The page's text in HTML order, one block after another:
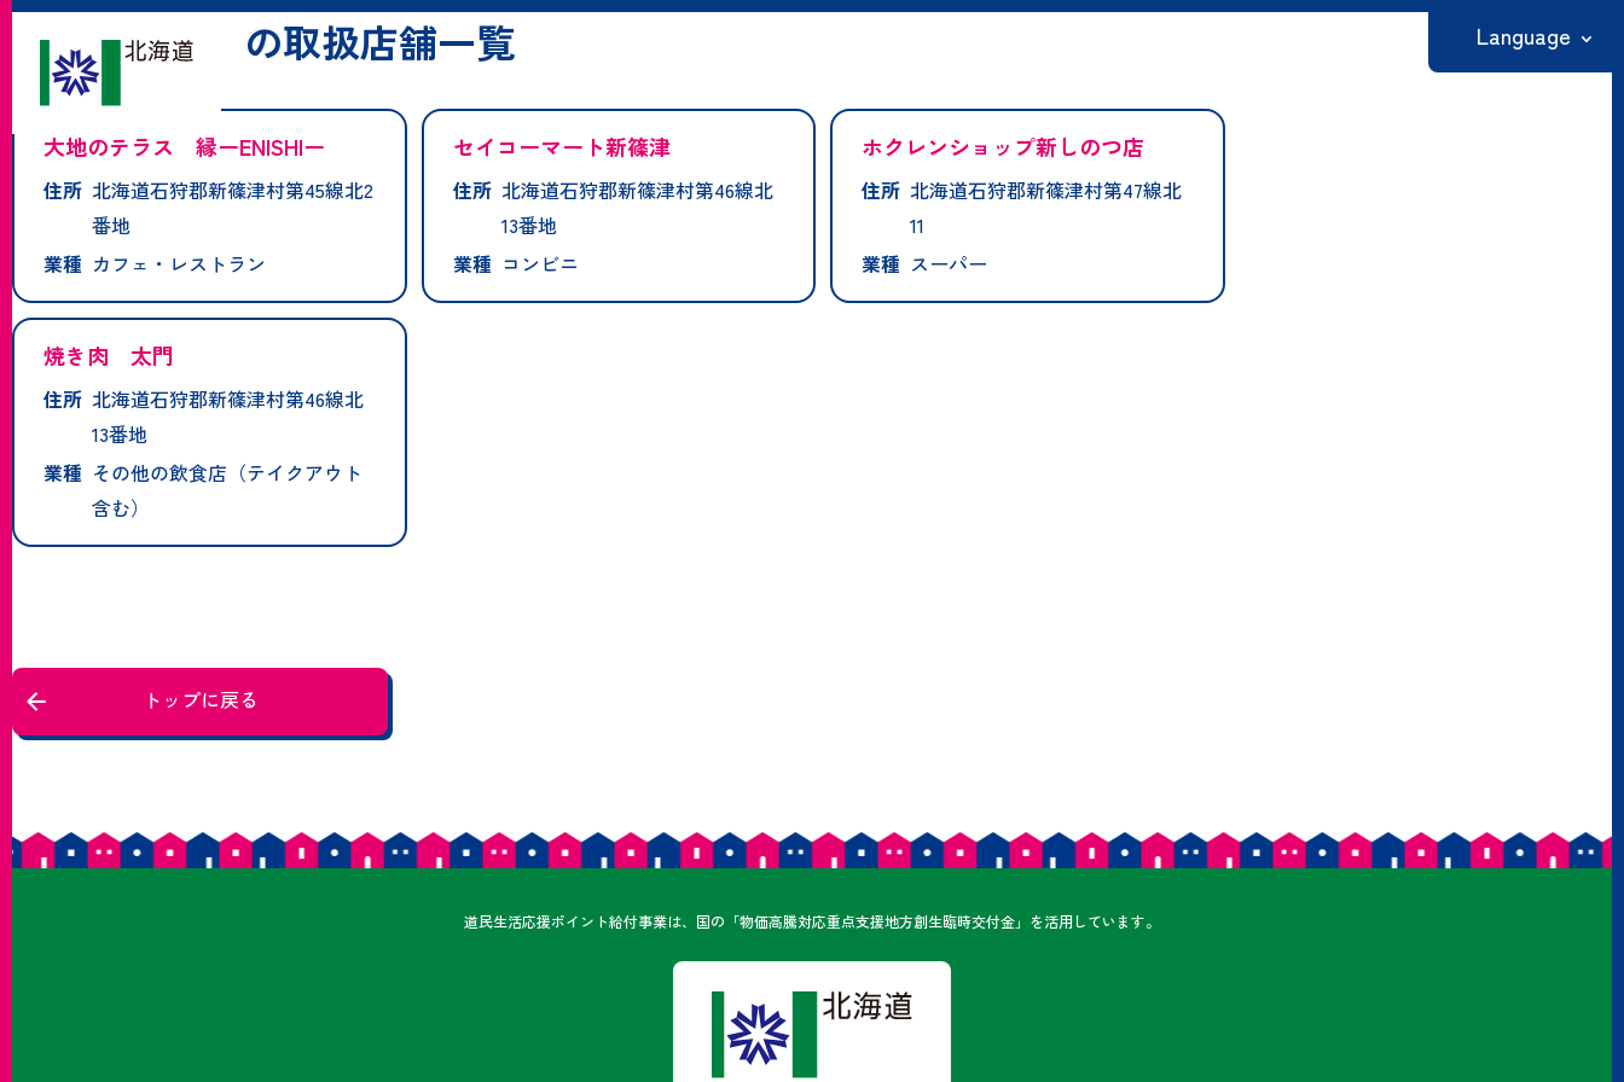
Language
「新篠津村」の取扱店舗一覧
大地のテラス 縁ーENISHIー
住所 北海道石狩郡新篠津村第45線北2
番地
業種 カフェ・レストラン
セイコーマート新篠津
住所 北海道石狩郡新篠津村第46線北
13番地
業種 コンビニ
ホクレンショップ新しのつ店
住所 北海道石狩郡新篠津村第47線北
11
業種 スーパー
焼き肉 太門
住所 北海道石狩郡新篠津村第46線北
13番地
業種 その他の飲食店（テイクアウト
含む）
トップに戻る
道民どうみん
生活応援ポイント給付事業は、 国の「物価高騰対応重点支援地方創生臨時交付金」を活用しています。